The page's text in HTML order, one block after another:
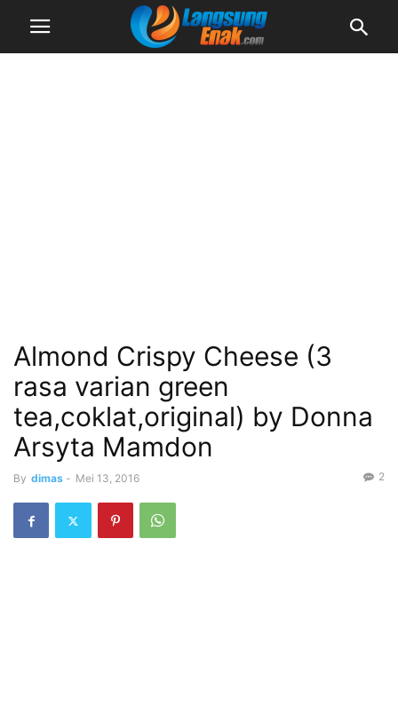
Almond Crispy Cheese (3
rasa varian green
tea,coklat,original) by Donna
Arsyta Mamdon
By dimas - Mei 13, 2016 2